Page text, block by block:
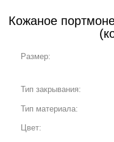
Кожаное
Размер:
Тип закрывания:
Тип материала:
Цвет: